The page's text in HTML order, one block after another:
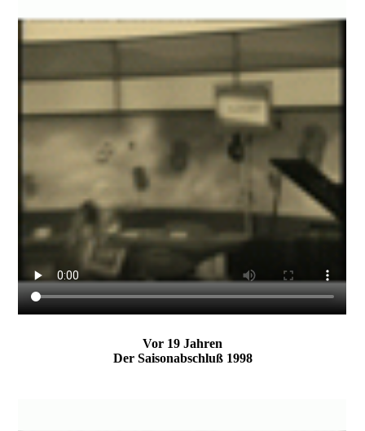
Vor 19 Jahren
Der Saisonabschluß 1998